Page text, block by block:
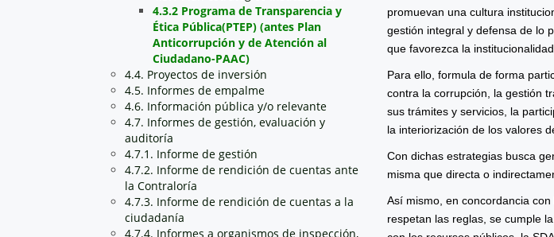
4.3.2 Programa de Transparencia y
Ética Pública(PTEP) (antes Plan
Anticorrupción y de Atención al
Ciudadano-PAAC)
4.4. Proyectos de inversión
4.5. Informes de empalme
4.6. Información pública y/o relevante
4.7. Informes de gestión, evaluación y
auditoría
4.7.1. Informe de gestión
4.7.2. Informe de rendición de cuentas ante
la Contraloría
4.7.3. Informe de rendición de cuentas a la
ciudadanía
4.7.4. Informes a organismos de inspección,
promuevan una cultura
gestión integral y defensa de lo
que favorezca la
Para ello, formula de forma
contra la corrupción, la gestión
sus trámites y servicios, la
la interiorización de los valores
Con dichas estrategias busca
misma que directa o
Así mismo, en concordancia
respetan las reglas, se cumple